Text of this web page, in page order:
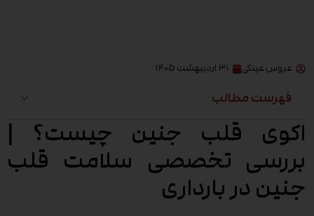
عروس عینکی ۳۱ اردیبهشت ۱۴۰۵
فهرست مطالب
اکوی قلب جنین چیست؟ |
بررسی تخصصی سلامت قلب
جنین در بارداری